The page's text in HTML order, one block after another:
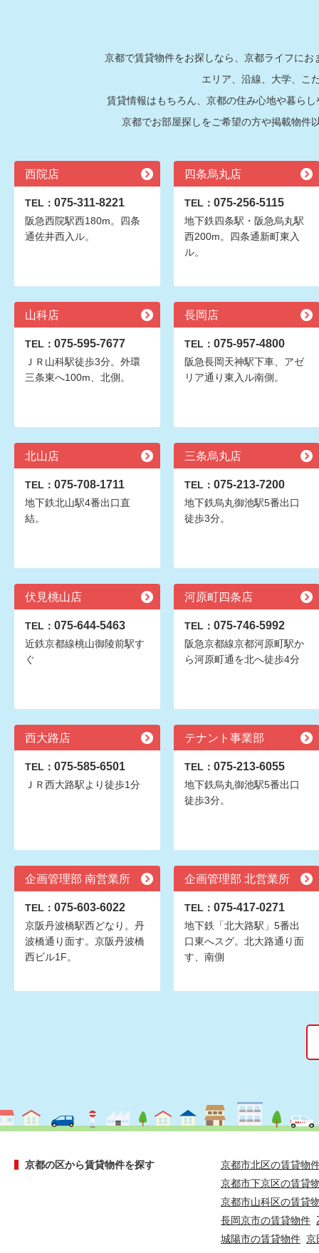
京都で賃貸物件をお探しなら、京都ライフに
エリア、沿線、大学、こ
賃貸情報はもちろん、京都の住み心地や暮ら
京都でお部屋探しをご希望の方や掲載物件
西院店
TEL： 075-311-8221
阪急西院駅西180m。四条
通佐井西入ル。
四条烏丸店
TEL： 075-256-5115
地下鉄四条駅・阪急烏丸駅
西200m。四条通新町東入
ル。
山科店
TEL： 075-595-7677
ＪＲ山科駅徒歩3分。外環
三条東へ100m、北側。
長岡店
TEL： 075-957-4800
阪急長岡天神駅下車、アゼ
リア通り東入ル南側。
北山店
TEL： 075-708-1711
地下鉄北山駅4番出口直
結。
三条烏丸店
TEL： 075-213-7200
地下鉄烏丸御池駅5番出口
徒歩3分。
伏見桃山店
TEL： 075-644-5463
近鉄京都線桃山御陵前駅す
ぐ
河原町四条店
TEL： 075-746-5992
阪急京都線京都河原町駅か
ら河原町通を北へ徒歩4分
西大路店
TEL： 075-585-6501
ＪＲ西大路駅より徒歩1分
テナント事業部
TEL： 075-213-6055
地下鉄烏丸御池駅5番出口
徒歩3分。
企画管理部 南営業所
TEL： 075-603-6022
京阪丹波橋駅西どなり。丹
波橋通り面す。京阪丹波橋
西ビル1F。
企画管理部 北営業所
TEL： 075-417-0271
地下鉄「北大路駅」5番出
口東へスグ。北大路通り面
す、南側
京都の区から賃貸物件を探す
京都市北区の賃貸物
京都市下京区の賃貸
京都市山科区の賃貸
長岡京市の賃貸物件
城陽市の賃貸物件 京